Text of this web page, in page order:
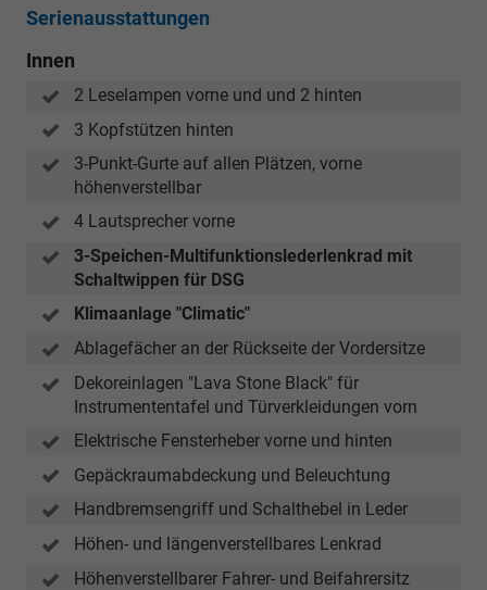
Serienausstattungen
Innen
2 Leselampen vorne und und 2 hinten
3 Kopfstützen hinten
3-Punkt-Gurte auf allen Plätzen, vorne
höhenverstellbar
4 Lautsprecher vorne
3-Speichen-Multifunktionslederlenkrad mit
Schaltwippen für DSG
Klimaanlage "Climatic"
Ablagefächer an der Rückseite der Vordersitze
Dekoreinlagen "Lava Stone Black" für
Instrumententafel und Türverkleidungen vorn
Elektrische Fensterheber vorne und hinten
Gepäckraumabdeckung und Beleuchtung
Handbremsengriff und Schalthebel in Leder
Höhen- und längenverstellbares Lenkrad
Höhenverstellbarer Fahrer- und Beifahrersitz